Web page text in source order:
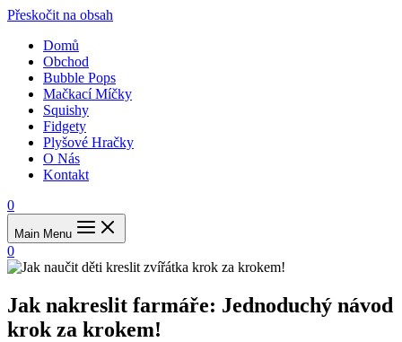
Přeskočit na obsah
Domů
Obchod
Bubble Pops
Mačkací Míčky
Squishy
Fidgety
Plyšové Hračky
O Nás
Kontakt
0
Main Menu
0
Jak nakreslit farmáře: Jednoduchý návod
krok za krokem!